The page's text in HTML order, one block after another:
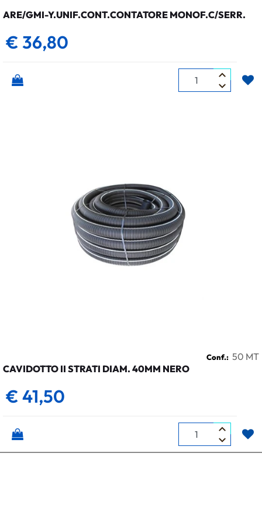
ARE/GMI-Y.UNIF.CONT.CONTATORE MONOF.C/SERR.
€ 36,80
Quantità
Conf.: 50 MT
CAVIDOTTO II STRATI DIAM. 40MM NERO
€ 41,50
Quantità